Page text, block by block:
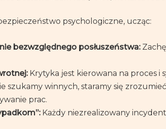
psychologiczne, ucząc:
bezwzględnego posłuszeństwa:
Krytyka jest kierowana na proces i
szukamy winnych, staramy się
prac.
Każdy niezrealizowany